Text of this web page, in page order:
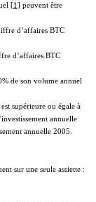
[1] peuvent être
d’affaires BTC
d’affaires BTC
de son volume annuel
supérieure ou égale à
annuelle
annuelle 2005.
sur une seule assiette :